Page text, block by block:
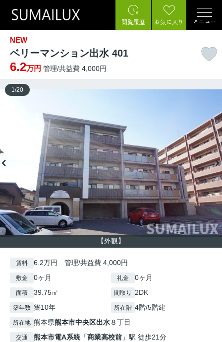
閲覧履歴 お気に入り メニュー
NEW
ベリーマンション出水 401
6.2万円 管理/共益費 4,000円
【外観】
1 /20
賃料 6.2万円 管理/共益費 4,000円
敷金 0ヶ月 礼金 0ヶ月
面積 39.75㎡ 間取り 2DK
築年数 築10年 所在階 4階/5階建
所在地 熊本県熊本市中央区出水８丁目
交通 熊本市電A系統「商業高校前 」駅 徒歩21分